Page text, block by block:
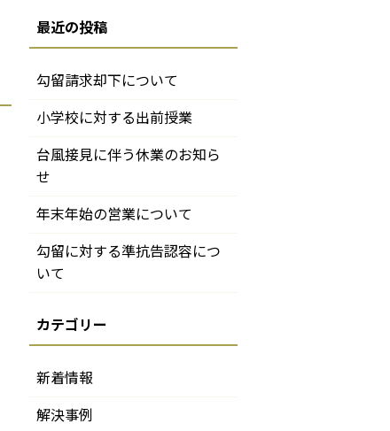
勾留請求却下について
小学校に対する出前授業
台風接見に伴う休業のお知ら
せ
年末年始の営業について
勾留に対する準抗告認容につ
いて
新着情報
解決事例